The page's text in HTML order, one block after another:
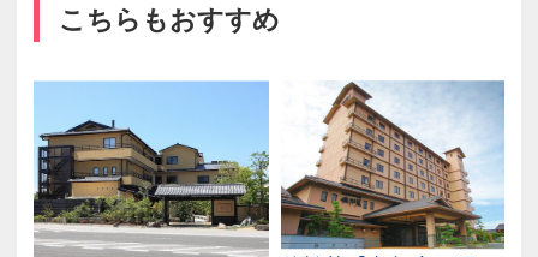
こちらもおすすめ